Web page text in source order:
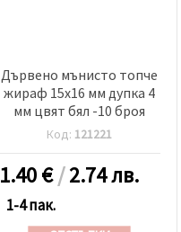
Дървено мънисто топче
жираф 15x16 мм дупка 4
мм цвят бял -10 броя
Код: 121221
1.40€/2.74 лв.
1-4 пак.